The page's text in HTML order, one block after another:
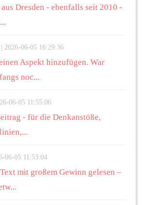
Dresden - ebenfalls seit 2010 -
2026-06-05 16:29:36
Aspekt hinzufügen. War
noc...
06-05 11:55:06
- für die Denkanstöße,
06-05 11:53:04
mit großem Gewinn gelesen –